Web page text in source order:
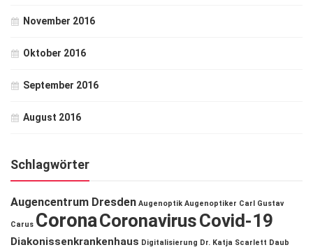
November 2016
Oktober 2016
September 2016
August 2016
Schlagwörter
Augencentrum Dresden Augenoptik Augenoptiker Carl Gustav
Carus CoronaCoronavirusCovid-19
Diakonissenkrankenhaus Digitalisierung Dr. Katja Scarlett Daub